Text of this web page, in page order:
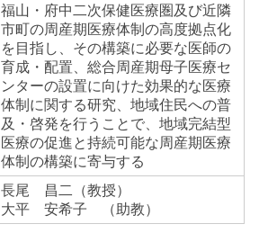
福山・府中二次保健医療圏及び近隣
市町の周産期医療体制の高度拠点化
を目指し、その構築に必要な医師の
育成・配置、総合周産期母子医療セ
ンターの設置に向けた効果的な医療
体制に関する研究、地域住民への普
及・啓発を行うことで、地域完結型
医療の促進と持続可能な周産期医療
体制の構築に寄与する
長尾 昌二（教授）
大平 安希子 （助教）